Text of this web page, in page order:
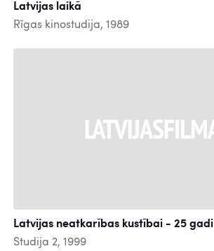
Latvijas laikā
Rīgas kinostudija, 1989
Latvijas neatkarības kustībai - 25 gadi
Studija 2, 1999